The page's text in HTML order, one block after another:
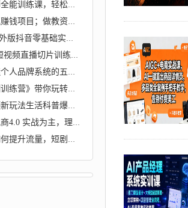
职业遛狗师全能训练课，轻松入行...
小红书虚拟赚钱项目；做教资也能...
TIKTOK海外版抖音零基础实战课程...
胡说老王-短视频直播切片训练营，...
王通：打造个人品牌系统的五个步...
《内容规划训练营》带你玩转内容...
抖音短视频新玩法生活科普爆款玩...
全域虚拟电商4.0 实战为主，理论...
短剧账号如何提升流量，短剧账号...